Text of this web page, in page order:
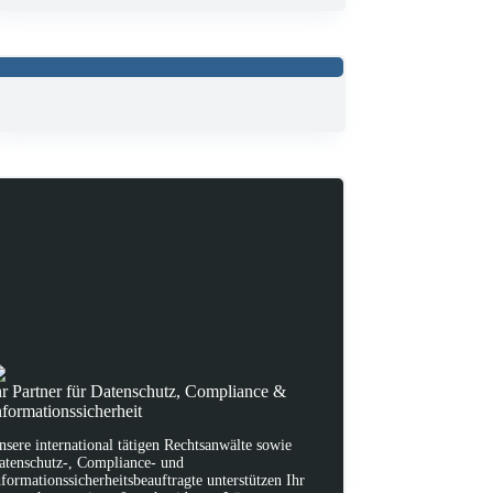
Partner für Datenschutz, Compliance &
international tätigen Rechtsanwälte sowie
, Compliance- und
unterstützen Ihr